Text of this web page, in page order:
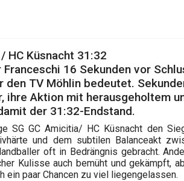
HC Küsnacht 31:32
16 Sekunden vor
den TV Möhlin bedeutet.
Aktion mit herausgeholtem
der 31:32-Endstand.
SG GC Amicitia/ HC Küsnacht den
und dem subtilen Balanceakt
oft in Bedrängnis gebracht.
Kulisse auch bemüht und gekämpft,
ein paar Chancen zu viel liegengelassen.